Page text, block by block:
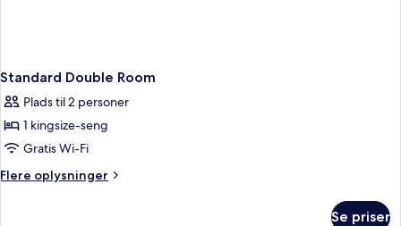
Standard Double Room
Plads til 2 personer
1 kingsize-seng
Gratis Wi-Fi
Flere oplysninger
Flere
Se priser